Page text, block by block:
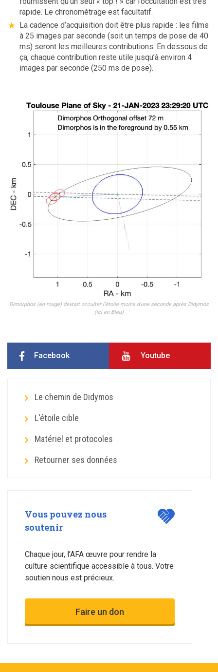
rapide. Le chronométrage est facultatif.
La cadence d’acquisition doit être plus rapide : les films
à 25 images par seconde (soit un temps de pose de 40
ms) seront les meilleures contributions. En dessous de
ça, chaque contribution reste utile jusqu’à environ 4
images par seconde (250 ms de pose).
Dimorphos (en rouge) devrait occulter l'étoile moins d'une seconde après Didymos
(ici en Bleu)
Facebook Youtube
Le chemin de Didymos
L'étoile cible
Matériel et protocoles
Retourner ses données
Vous pouvez nous
soutenir
Chaque jour, l’AFA œuvre pour rendre la
culture scientifique accessible à tous. Votre
soutien nous est précieux.
Faire un don